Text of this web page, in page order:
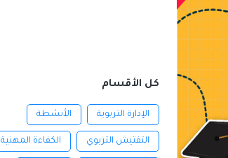
كل الأقسام
الإدارة التربوية الأنشطة
التفتيش التربوي الكفاءة المهنية